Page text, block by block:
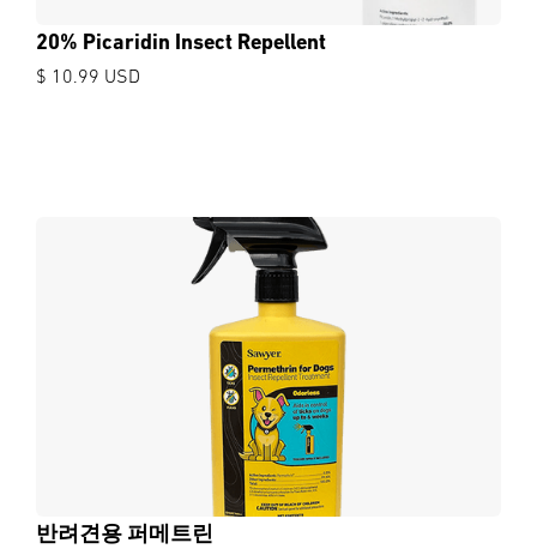
20% Picaridin Insect Repellent
$ 10.99 USD
반려견용 퍼메트린